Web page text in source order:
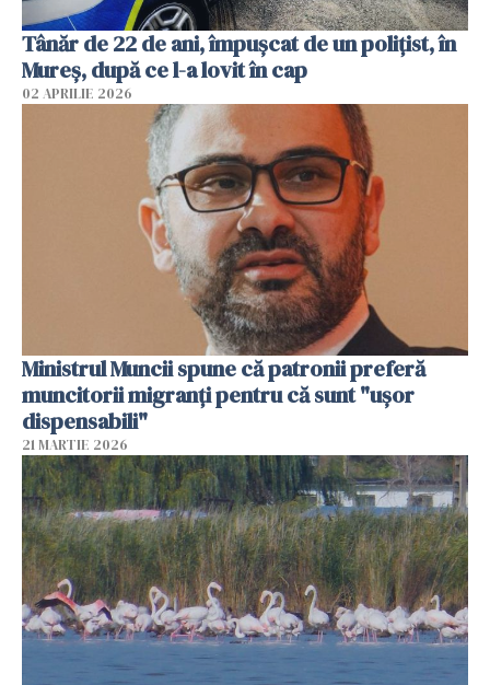
Tânăr de 22 de ani, împușcat de un polițist, în
Mureș, după ce l-a lovit în cap
02 APRILIE 2026
Ministrul Muncii spune că patronii preferă
muncitorii migranți pentru că sunt "uşor
dispensabili"
21 MARTIE 2026